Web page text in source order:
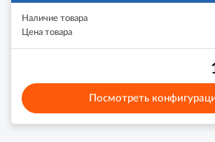
Наличие товара
Цена товара
Посмотреть